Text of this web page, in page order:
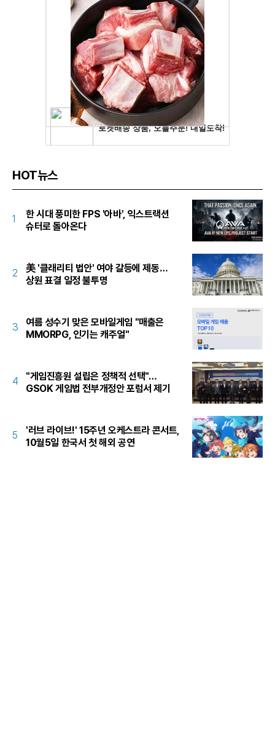
HOT뉴스
1
한 시대 풍미한 FPS '아바', 익스트랙션
슈터로 돌아온다
2
美 '클래리티 법안' 여야 갈등에 제동…
상원 표결 일정 불투명
3
여름 성수기 맞은 모바일게임 "매출은
MMORPG, 인기는 캐주얼"
4
"게임진흥원 설립은 정책적 선택"…
GSOK 게임법 전부개정안 포럼서 제기
5
'러브 라이브!' 15주년 오케스트라 콘서트,
10월5일 한국서 첫 해외 공연